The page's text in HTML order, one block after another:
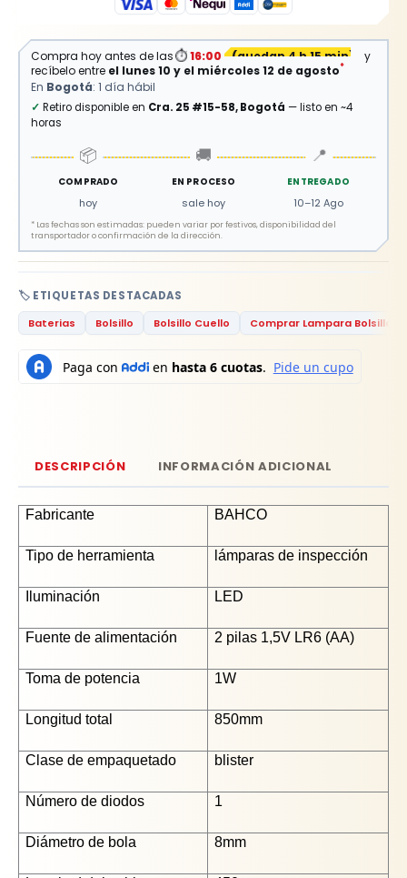
🏷️ ETIQUETAS DESTACADAS
Baterias
Bolsillo Bolsillo Cuello Comprar Lampara Bolsillo
Compra hoy antes de las⏱16:00 (quedan 4 h 15 min)
y
recíbelo entre el lunes 10 y el miércoles 12 de agosto*
En Bogotá: 1 día hábil
✓ Retiro disponible en Cra. 25 #15-58, Bogotá — listo en ~4
horas
📦
COMPRADO
hoy
🚚
EN PROCESO
sale hoy
📍
ENTREGADO
10–12 Ago
* Las fechas son estimadas: pueden variar por festivos, disponibilidad del
transportador o confirmación de la dirección.
DESCRIPCIÓN INFORMACIÓN ADICIONAL
Fabricante BAHCO
Tipo de herramienta lámparas de inspección
Iluminación LED
Fuente de alimentación 2 pilas 1,5V LR6 (AA)
Toma de potencia 1W
Longitud total 850mm
Clase de empaquetado blister
Número de diodos 1
Diámetro de bola 8mm